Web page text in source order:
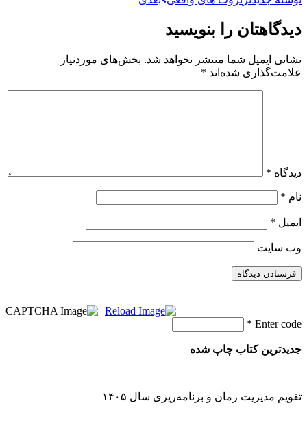
دیدگاهتان را بنویسید
نشانی ایمیل شما منتشر نخواهد شد. بخش‌های موردنیاز
علامت‌گذاری شده‌اند *
دیدگاه *
نام *
ایمیل *
وب‌ سایت
Enter code
*
جدیدترین کتاب چاپ شده
تقویم مدیریت زمان و برنامه‌ریزی سال ۱۴۰۵